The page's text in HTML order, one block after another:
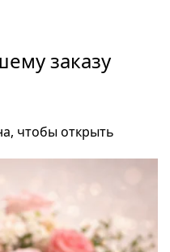
заказу
чтобы открыть